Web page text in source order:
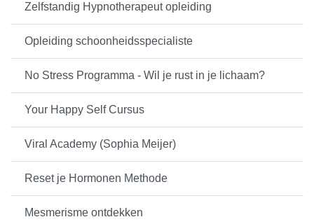
Zelfstandig Hypnotherapeut opleiding
Opleiding schoonheidsspecialiste
No Stress Programma - Wil je rust in je lichaam?
Your Happy Self Cursus
Viral Academy (Sophia Meijer)
Reset je Hormonen Methode
Mesmerisme ontdekken